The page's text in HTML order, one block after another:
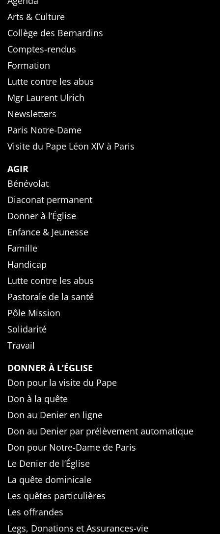
Arts & Culture
Collège des Bernardins
Comptes-rendus
Formation
Lutte contre les abus
Mgr Laurent Ulrich
Newsletters
Paris Notre-Dame
Visite du Pape Léon XIV à Paris
AGIR
Bénévolat
Diaconat permanent
Donner à l’Église
Enfance & Jeunesse
Famille
Handicap
Lutte contre les abus
Pastorale de la santé
Pôle Mission
Solidarité
Travail
DONNER À L’ÉGLISE
Don pour la visite du Pape
Don à la quête
Don au Denier en ligne
Don au Denier par prélèvement automatique
Don pour Notre-Dame de Paris
Le Denier de l’Église
La quête dominicale
Les quêtes particulières
Les offrandes
Legs, Donations et Assurances-vie